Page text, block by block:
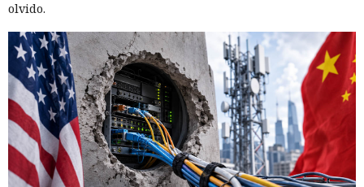
olvido.